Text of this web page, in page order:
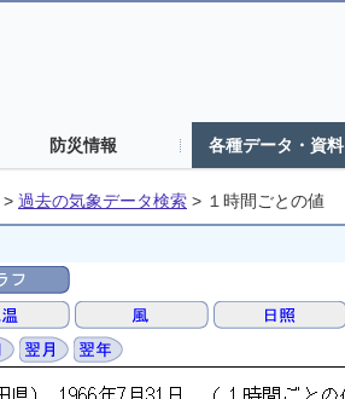
防災情報 各種データ・資料
> 過去の気象データ検索 > １時間ごとの値